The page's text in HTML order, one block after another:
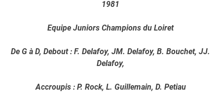
1981
Equipe Juniors Champions du Loiret
De G à D, Debout : F. Delafoy, JM. Delafoy, B. Bouchet, JJ.
Delafoy,
Accroupis : P. Rock, L. Guillemain, D. Petiau